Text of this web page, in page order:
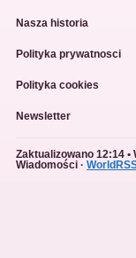
Nasza historia
Polityka prywatnosci
Polityka cookies
Newsletter
Zaktualizowano 12:14 •
Wiadomości ·